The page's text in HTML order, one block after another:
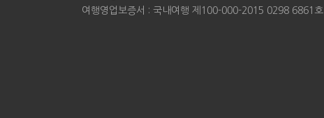
여행영업보증서 : 국내여행 제100-000-2015 0298 6861호